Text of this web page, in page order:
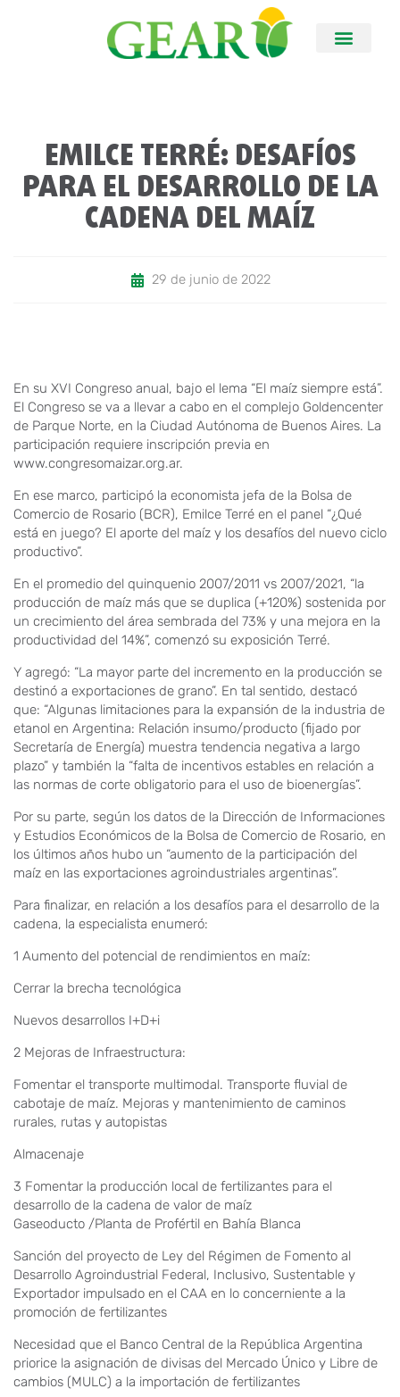
EMILCE TERRÉ: DESAFÍOS
PARA EL DESARROLLO DE LA
CADENA DEL MAÍZ
29 de junio de 2022
En su XVI Congreso anual, bajo el lema “El maíz siempre está”.
El Congreso se va a llevar a cabo en el complejo Goldencenter
de Parque Norte, en la Ciudad Autónoma de Buenos Aires. La
participación requiere inscripción previa en
www.congresomaizar.org.ar.
En ese marco, participó la economista jefa de la Bolsa de
Comercio de Rosario (BCR), Emilce Terré en el panel “¿Qué
está en juego? El aporte del maíz y los desafíos del nuevo ciclo
productivo”.
En el promedio del quinquenio 2007/2011 vs 2007/2021, “la
producción de maíz más que se duplica (+120%) sostenida por
un crecimiento del área sembrada del 73% y una mejora en la
productividad del 14%”, comenzó su exposición Terré.
Y agregó: “La mayor parte del incremento en la producción se
destinó a exportaciones de grano”. En tal sentido, destacó
que: “Algunas limitaciones para la expansión de la industria de
etanol en Argentina: Relación insumo/producto (fijado por
Secretaría de Energía) muestra tendencia negativa a largo
plazo” y también la “falta de incentivos estables en relación a
las normas de corte obligatorio para el uso de bioenergías”.
Por su parte, según los datos de la Dirección de Informaciones
y Estudios Económicos de la Bolsa de Comercio de Rosario, en
los últimos años hubo un “aumento de la participación del
maíz en las exportaciones agroindustriales argentinas”.
Para finalizar, en relación a los desafíos para el desarrollo de la
cadena, la especialista enumeró:
1 Aumento del potencial de rendimientos en maíz:
Cerrar la brecha tecnológica
Nuevos desarrollos I+D+i
2 Mejoras de Infraestructura:
Fomentar el transporte multimodal. Transporte fluvial de
cabotaje de maíz. Mejoras y mantenimiento de caminos
rurales, rutas y autopistas
Almacenaje
3 Fomentar la producción local de fertilizantes para el
desarrollo de la cadena de valor de maíz
Gaseoducto /Planta de Profértil en Bahía Blanca
Sanción del proyecto de Ley del Régimen de Fomento al
Desarrollo Agroindustrial Federal, Inclusivo, Sustentable y
Exportador impulsado en el CAA en lo concerniente a la
promoción de fertilizantes
Necesidad que el Banco Central de la República Argentina
priorice la asignación de divisas del Mercado Único y Libre de
cambios (MULC) a la importación de fertilizantes